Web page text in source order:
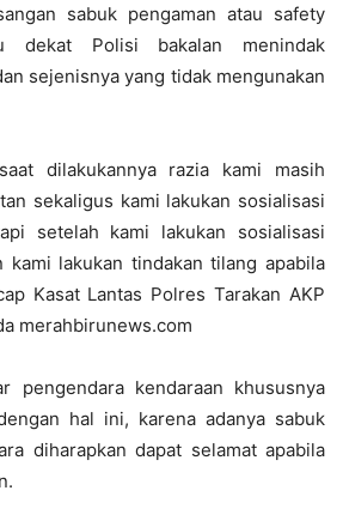
sabuk pengaman atau safety
dekat Polisi bakalan menindak
sejenisnya yang tidak mengunakan
dilakukannya razia kami masih
sekaligus kami lakukan sosialisasi
setelah kami lakukan sosialisasi
kami lakukan tindakan tilang apabila
Kasat Lantas Polres Tarakan AKP
merahbirunews.com
pengendara kendaraan khususnya
hal ini, karena adanya sabuk
diharapkan dapat selamat apabila